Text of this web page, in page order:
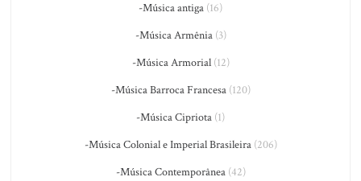
-Música antiga (16)
-Música Armênia(3)
-Música Armorial(12)
-Música Barroca Francesa(120)
-Música Cipriota (1)
-Música Colonial e Imperial Brasileira(206)
-Música Contemporânea(42)